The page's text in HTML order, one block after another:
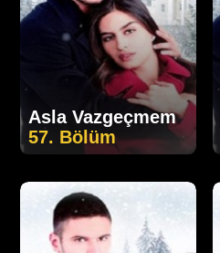
Asla Vazgeçmem
57. Bölüm